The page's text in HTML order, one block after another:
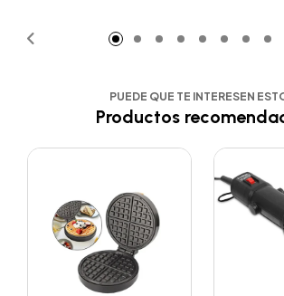
PUEDE QUE TE INTERESEN
Productos